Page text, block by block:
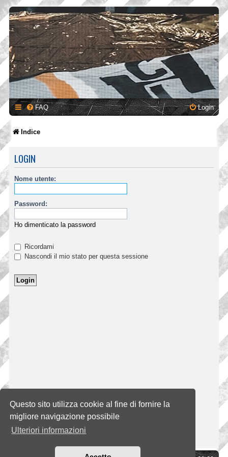
Questo sito utilizza cookie al fine di fornire la
migliore navigazione possibile
Ulteriori informazioni
FAQ Login
Indice
LOGIN
Nome utente:
Password:
Ho dimenticato la password
Ricordami
Nascondi il mio stato per questa sessione